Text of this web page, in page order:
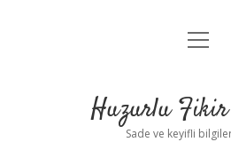
Anasayfa
Yasal
menüyü
Huzurlu Fikir
Sade ve keyifli